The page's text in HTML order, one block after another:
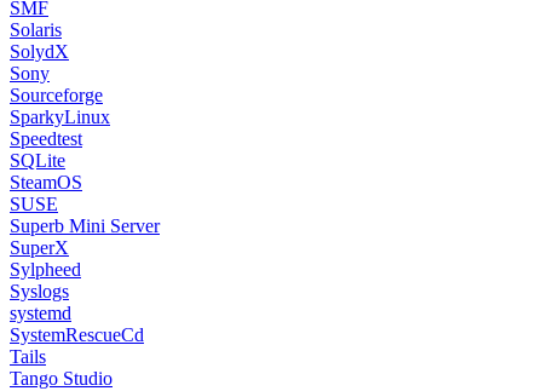
SMF
Solaris
SolydX
Sony
Sourceforge
SparkyLinux
Speedtest
SQLite
SteamOS
SUSE
Superb Mini Server
SuperX
Sylpheed
Syslogs
systemd
SystemRescueCd
Tails
Tango Studio